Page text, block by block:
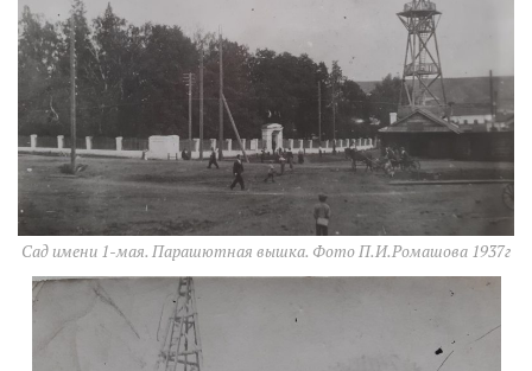
Сад имени 1-мая. Парашютная вышка. Фото П.И.Ромашова 1937г